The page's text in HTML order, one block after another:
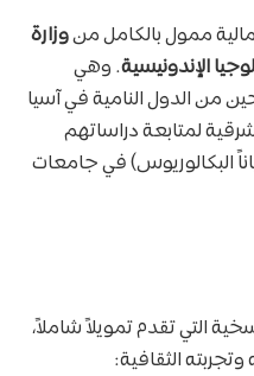
وزارة
الإندونيسية. وهي
من الدول النامية في آسيا
لمتابعة دراساتهم
البكالوريوس) في جامعات
التي تقدم تمويلاً شاملاً،
وتجربته الثقافية: